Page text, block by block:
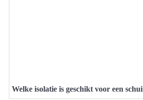
Welke isolatie is geschikt voor een